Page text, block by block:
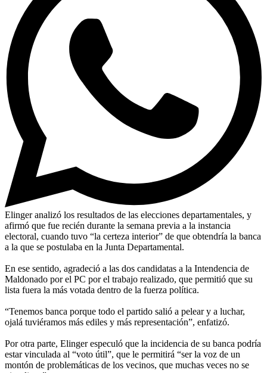
Elinger analizó los resultados de las elecciones departamentales, y
afirmó que fue recién durante la semana previa a la instancia
electoral, cuando tuvo “la certeza interior” de que obtendría la banca
a la que se postulaba en la Junta Departamental.
En ese sentido, agradeció a las dos candidatas a la Intendencia de
Maldonado por el PC por el trabajo realizado, que permitió que su
lista fuera la más votada dentro de la fuerza política.
“Tenemos banca porque todo el partido salió a pelear y a luchar,
ojalá tuviéramos más ediles y más representación”, enfatizó.
Por otra parte, Elinger especuló que la incidencia de su banca podría
estar vinculada al “voto útil”, que le permitirá “ser la voz de un
montón de problemáticas de los vecinos, que muchas veces no se